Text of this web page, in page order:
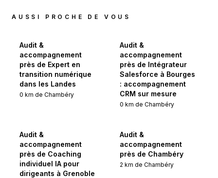
AUSSI PROCHE DE VOUS
Audit &
accompagnement
près de Expert en
transition numérique
dans les Landes
0 km de Chambéry
Audit &
accompagnement
près de Intégrateur
Salesforce à Bourges
: accompagnement
CRM sur mesure
0 km de Chambéry
Audit &
accompagnement
près de Coaching
individuel IA pour
dirigeants à Grenoble
Audit &
accompagnement
près de Chambéry
2 km de Chambéry